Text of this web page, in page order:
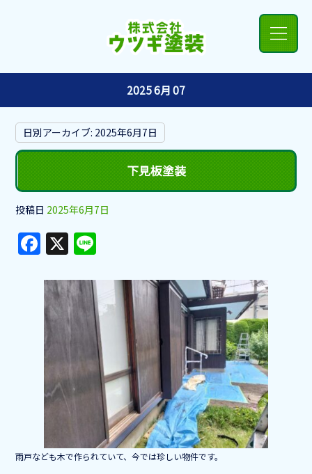
2025 6月 07
日別アーカイブ: 2025年6月7日
下見板塗装
投稿日 2025年6月7日
F
a
c
e
b
o
o
k
X
e
雨戸なども木で作られていて、今では珍しい物件です。